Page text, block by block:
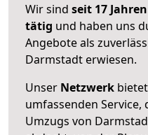
Wir sind seit 17
tätig und haben uns
Angebote als
Darmstadt erwiesen.
Unser Netzwerk
umfassenden Service,
Umzugs von